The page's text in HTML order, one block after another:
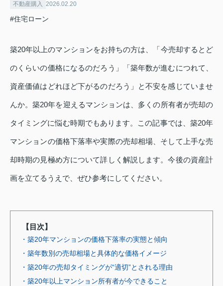
不動産購入 2026.02.20
#住宅ローン
築20年以上のマンションをお持ちの方は、「今売却するとど
のくらいの価格になるのだろう」「築年数が進むにつれて、
資産価値はどれほど下がるのだろう」と不安を感じていませ
んか。築20年を迎えるマンションは、多くの所有者が売却の
タイミングに悩む時期でもあります。この記事では、築20年
マンションの価格下落率や実際の売却相場、そして上手な売
却時期の見極め方について詳しく解説します。今後の資産計
画を立てるうえで、ぜひ参考にしてください。
【目次】
・築20年マンションの価格下落率の実態と傾向
・築年数別の売却相場と具体的な価格イメージ
・築20年の売却タイミングが“適切”とされる理由
・築20年以上マンション所有者が今できること